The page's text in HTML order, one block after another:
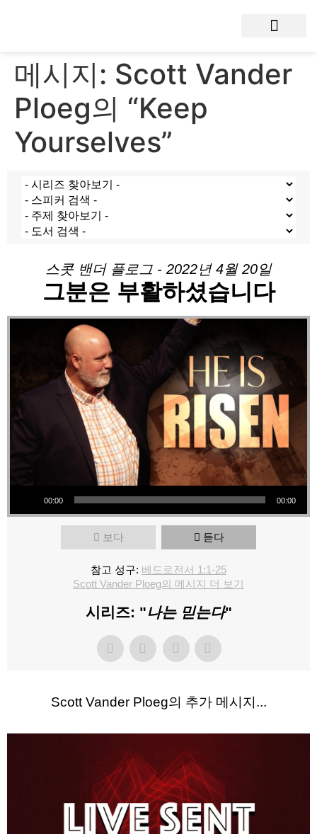
메시지: Scott Vander
Ploeg의 “Keep
Yourselves”
스콧 밴더 플로그 - 2022년 4월 20일
그분은 부활하셨습니다
오디오 플레이어
00:00 00:00
보다 듣다
참고 성구: 베드로전서 1:1-25
Scott Vander Ploeg의 메시지 더 보기
시리즈: "나는 믿는다"
Scott Vander Ploeg의 추가 메시지...